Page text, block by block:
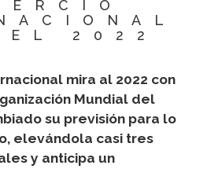
EL 2022
mira al 2022 con
Mundial del
su previsión para lo
elevándola casi tres
y anticipa un